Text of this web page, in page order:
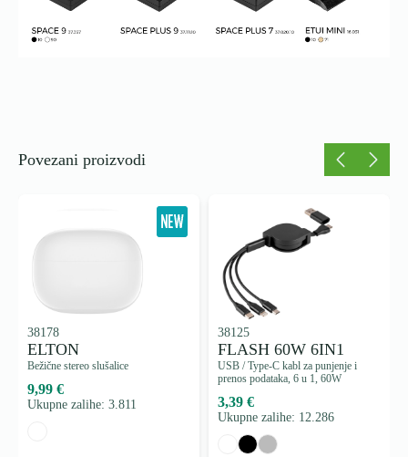
Povezani proizvodi
38178
ELTON
Bežične stereo slušalice
9,99 €
Ukupne zalihe: 3.811
38125
FLASH 60W 6IN1
USB / Type-C kabl za punjenje i
prenos podataka, 6 u 1, 60W
3,39 €
Ukupne zalihe: 12.286